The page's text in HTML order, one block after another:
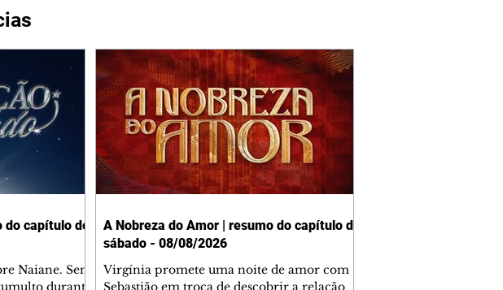
capítulo de
Naiane. Sem
durante
A Nobreza do Amor | resumo do capítulo de
sábado - 08/08/2026
Virgínia promete uma noite de amor com
Sebastião em troca de descobrir a relação